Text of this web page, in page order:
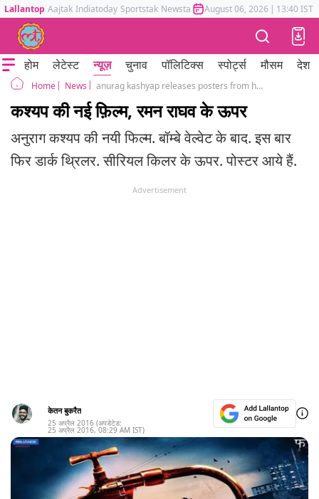
Lallantop Aajtak Indiatoday Sportstak Newstak Mumbai Tak Astrotak
August 06, 2026 | 13:40 IST
होम लेटेस्ट न्यूज़ चुनाव पॉलिटिक्स स्पोर्ट्स मौसम देश
Home News anurag kashyap releases posters from his next film Raman Raghav2.0
कश्यप की नई फ़िल्म, रमन राघव के ऊपर
अनुराग कश्यप की नयी फिल्म. बॉम्बे वेल्वेट के बाद. इस बार
फिर डार्क थ्रिलर. सीरियल किलर के ऊपर. पोस्टर आये हैं.
Advertisement
केतन बुकरैत
25 अप्रैल 2016 (अपडेटेड:
25 अप्रैल 2016, 08:29 AM IST)